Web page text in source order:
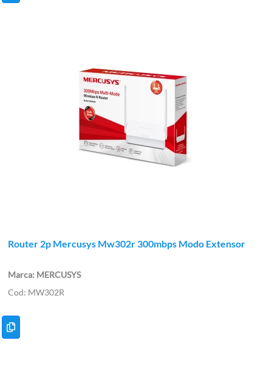
Router 2p Mercusys Mw302r 300mbps Modo Extensor
MERCUSYS
MW302R